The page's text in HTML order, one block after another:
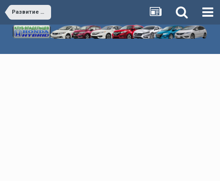
Развитие клуба